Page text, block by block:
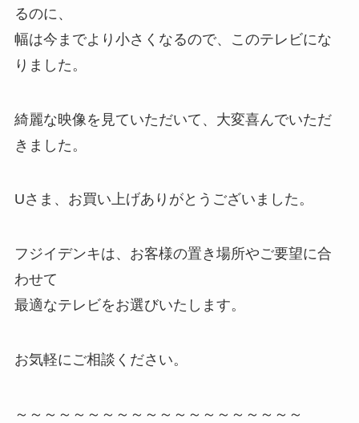
るのに、
幅は今までより小さくなるので、このテレビにな
りました。
綺麗な映像を見ていただいて、大変喜んでいただ
きました。
Uさま、お買い上げありがとうございました。
フジイデンキは、お客様の置き場所やご要望に合
わせて
最適なテレビをお選びいたします。
お気軽にご相談ください。
～～～～～～～～～～～～～～～～～～～～